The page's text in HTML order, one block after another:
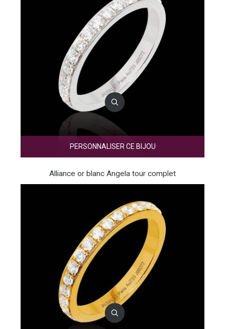
PERSONNALISER CE BIJOU
Alliance or blanc Angela tour complet